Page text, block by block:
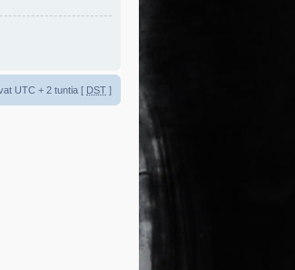
UTC + 2 tuntia [ DST ]